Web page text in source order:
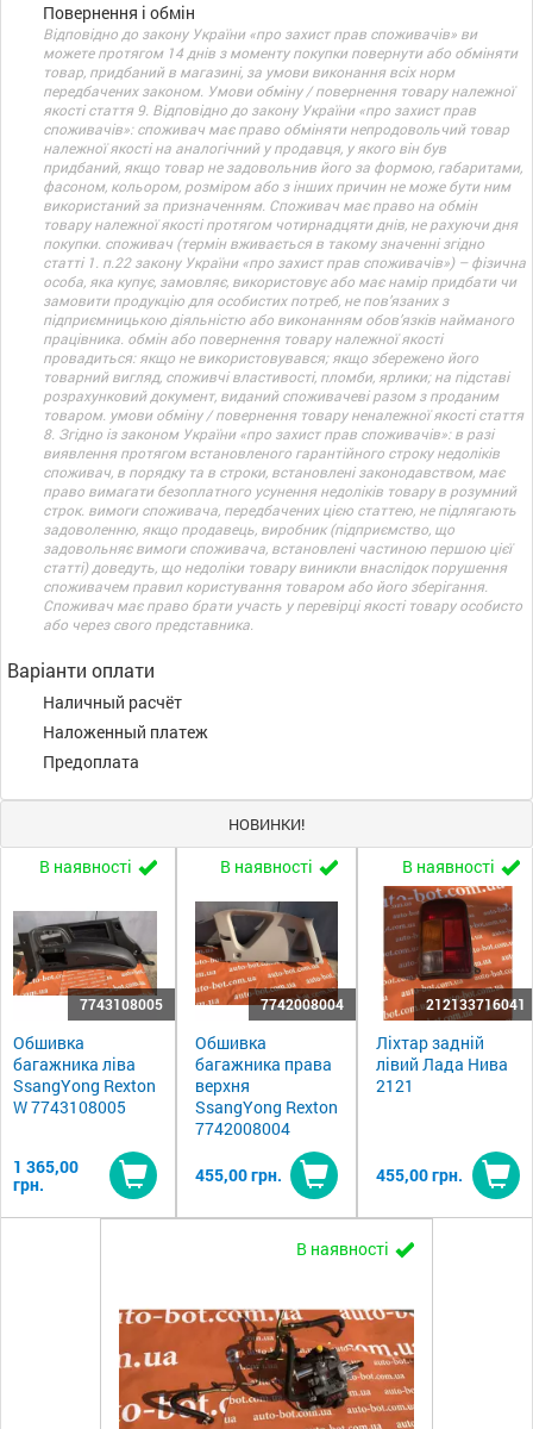
Повернення і обмін
Відповідно до закону України «про захист прав споживачів» ви
можете протягом 14 днів з моменту покупки повернути або обміняти
товар, придбаний в магазині, за умови виконання всіх норм
передбачених законом. Умови обміну / повернення товару належної
якості стаття 9. Відповідно до закону України «про захист прав
споживачів»: споживач має право обміняти непродовольчий товар
належної якості на аналогічний у продавця, у якого він був
придбаний, якщо товар не задовольнив його за формою, габаритами,
фасоном, кольором, розміром або з інших причин не може бути ним
використаний за призначенням. Споживач має право на обмін
товару належної якості протягом чотирнадцяти днів, не рахуючи дня
покупки. споживач (термін вживається в такому значенні згідно
статті 1. п.22 закону України «про захист прав споживачів») – фізична
особа, яка купує, замовляє, використовує або має намір придбати чи
замовити продукцію для особистих потреб, не пов’язаних з
підприємницькою діяльністю або виконанням обов’язків найманого
працівника. обмін або повернення товару належної якості
провадиться: якщо не використовувався; якщо збережено його
товарний вигляд, споживчі властивості, пломби, ярлики; на підставі
розрахунковий документ, виданий споживачеві разом з проданим
товаром. умови обміну / повернення товару неналежної якості стаття
8. Згідно із законом України «про захист прав споживачів»: в разі
виявлення протягом встановленого гарантійного строку недоліків
споживач, в порядку та в строки, встановлені законодавством, має
право вимагати безоплатного усунення недоліків товару в розумний
строк. вимоги споживача, передбачених цією статтею, не підлягають
задоволенню, якщо продавець, виробник (підприємство, що
задовольняє вимоги споживача, встановлені частиною першою цієї
статті) доведуть, що недоліки товару виникли внаслідок порушення
споживачем правил користування товаром або його зберігання.
Споживач має право брати участь у перевірці якості товару особисто
або через свого представника.
Варіанти оплати
Наличный расчёт
Наложенный платеж
Предоплата
НОВИНКИ!
В наявності
7743108005
Обшивка
багажника ліва
SsangYong Rexton
W 7743108005
1 365,00
грн.
Купити
В наявності
7742008004
Обшивка
багажника права
верхня
SsangYong Rexton
7742008004
455,00 грн.
Купити
В наявності
212133716041
Ліхтар задній
лівий Лада Нива
2121
455,00 грн.
В наявності